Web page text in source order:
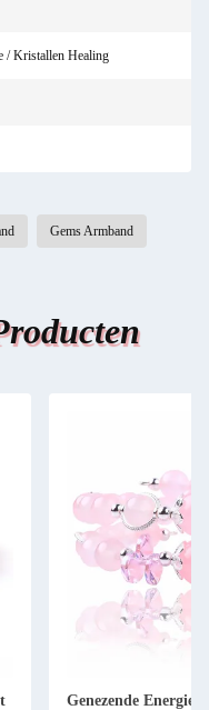
/ Kristallen Healing
Gems Armband
Genezende Energie